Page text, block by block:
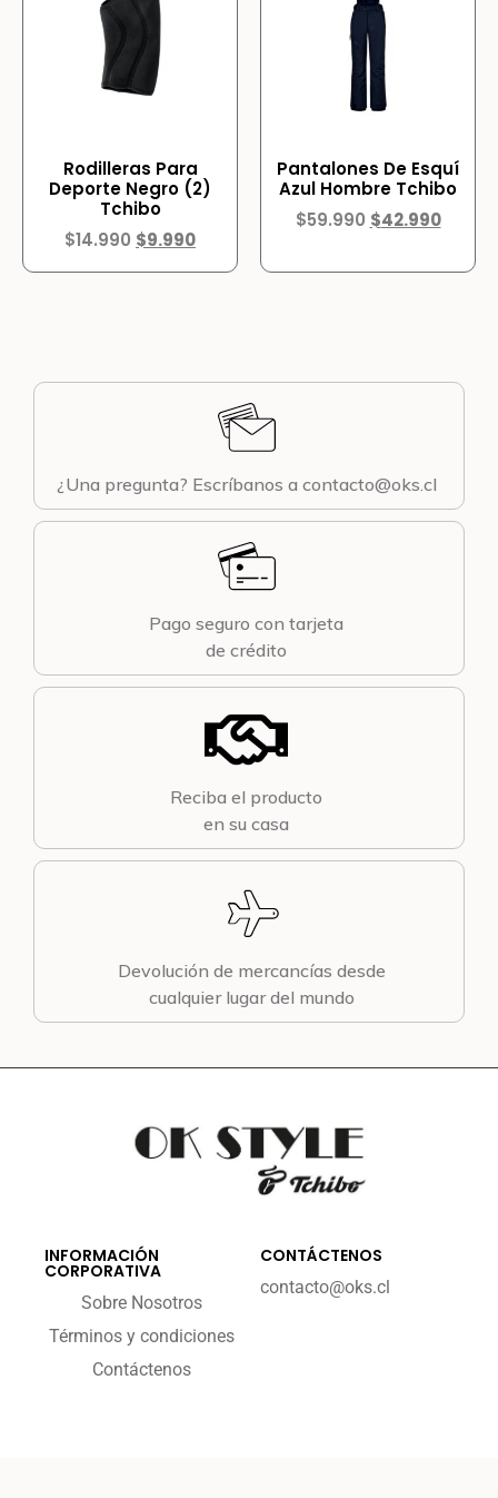
Rodilleras Para
Deporte Negro (2)
Tchibo
$14.990 $9.990
Pantalones De Esquí
Azul Hombre Tchibo
$59.990 $42.990
¿Una pregunta? Escríbanos a contacto@oks.cl
Pago seguro con tarjeta
de crédito
Reciba el producto
en su casa
Devolución de mercancías desde
cualquier lugar del mundo
INFORMACIÓN
CORPORATIVA
Sobre Nosotros
Términos y condiciones
Contáctenos
CONTÁCTENOS
contacto@oks.cl